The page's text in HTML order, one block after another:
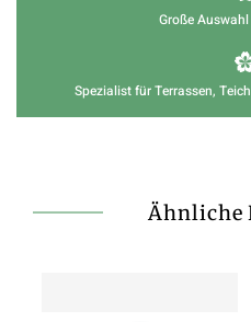
Große
Spezialist für Terrassen,
Ähnliche